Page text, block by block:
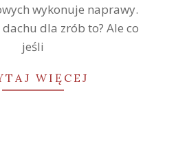
wykonuje naprawy.
dla zrób to? Ale co
jeśli
WIĘCEJ